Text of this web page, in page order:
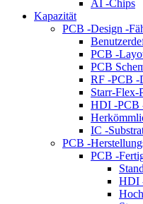
AI -Chips
Kapazität
PCB -Design -
PCB -
PCB
RF -PCB -
Starr-Flex-
HDI -PCB
IC -
PCB -
PCB -
HDI